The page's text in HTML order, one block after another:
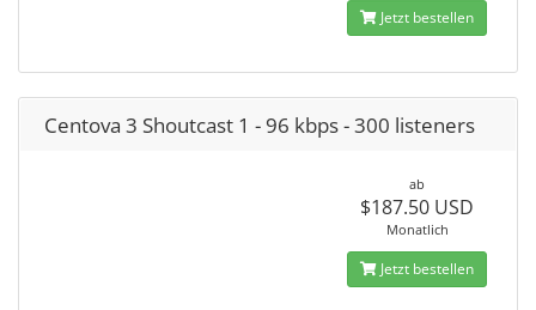
Jetzt bestellen
Centova 3 Shoutcast 1 - 96 kbps - 300 listeners
ab
$187.50 USD
Monatlich
Jetzt bestellen